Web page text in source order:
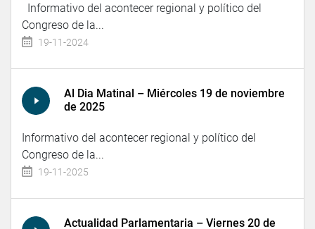
Informativo del acontecer regional y político del
Congreso de la...
19-11-2024
Al Dia Matinal – Miércoles 19 de noviembre
de 2025
Informativo del acontecer regional y político del
Congreso de la...
19-11-2025
Actualidad Parlamentaria – Viernes 20 de